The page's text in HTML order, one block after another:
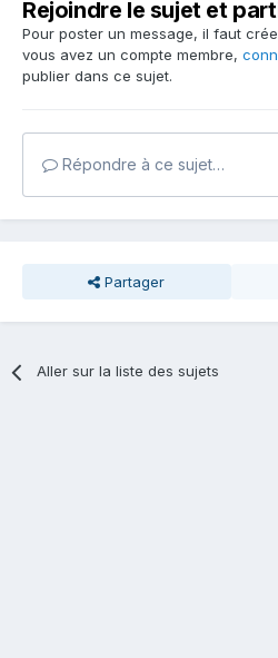
Rejoindre le sujet et
Pour poster un message, il faut
vous avez un compte membre,
publier dans ce sujet.
Répondre à ce sujet…
Partager
Aller sur la liste des sujets